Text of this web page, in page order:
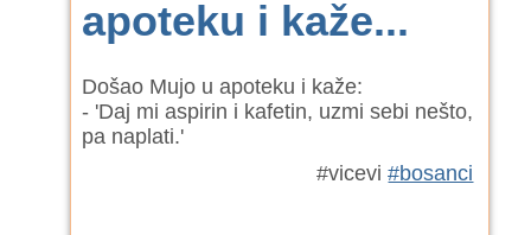
apoteku i kaže...
Došao Mujo u apoteku i kaže:
- 'Daj mi aspirin i kafetin, uzmi sebi nešto,
pa naplati.'
#vicevi#bosanci